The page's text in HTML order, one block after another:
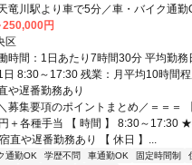
竜川駅より車で5分／車・バイク通勤
円
区
時間：1日あたり7時間30分 平均勤務
8:30～17:30 残業：月平均10時間程
や遅番勤務あり
募集要項のポイントまとめ／＝＝＝
＋各種手当 【 時間 】 8:30～17:30
や遅番勤務あり 【 休日 】...
通勤OK 学歴不問 車通勤OK 固定時間制